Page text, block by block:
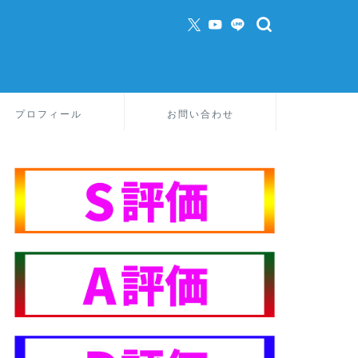
プロフィール お問い合わせ